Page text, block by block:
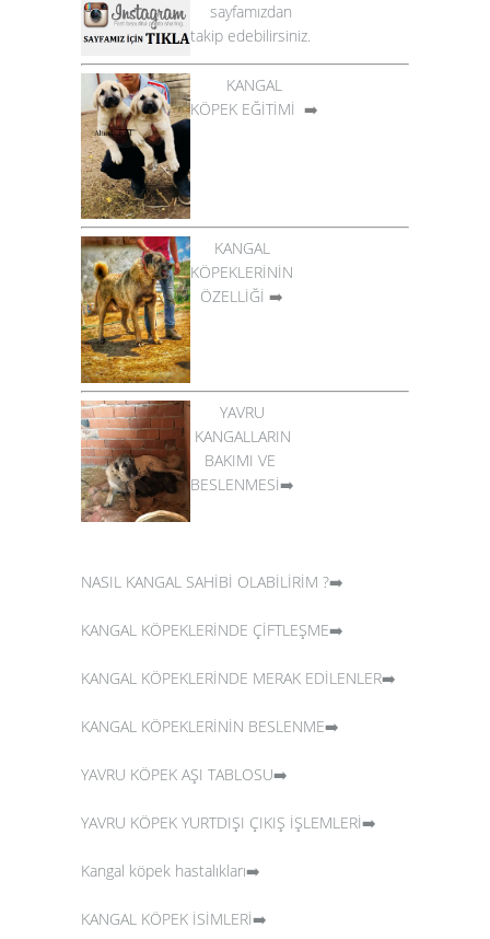
sayfamızdan
takip edebilirsiniz.
KANGAL
KÖPEK EĞİTİMİ ➡️
KANGAL
KÖPEKLERİNİN
ÖZELLİĞİ ➡️
YAVRU
KANGALLARIN
BAKIMI VE
BESLENMESİ➡️
NASIL KANGAL SAHİBİ OLABİLİRİM ?➡️
KANGAL KÖPEKLERİNDE ÇİFTLEŞME➡️
KANGAL KÖPEKLERİNDE MERAK EDİLENLER➡️
KANGAL KÖPEKLERİNİN BESLENME➡️
YAVRU KÖPEK AŞI TABLOSU➡️
YAVRU KÖPEK YURTDIŞI ÇIKIŞ İŞLEMLERİ➡️
Kangal köpek hastalıkları➡️
KANGAL KÖPEK İSİMLERİ➡️